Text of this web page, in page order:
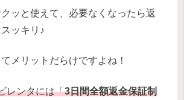
ッと使えて、必要なくなったら返
ッキリ♪
メリットだらけですよね！
ンタには「3日間全額返金保証制